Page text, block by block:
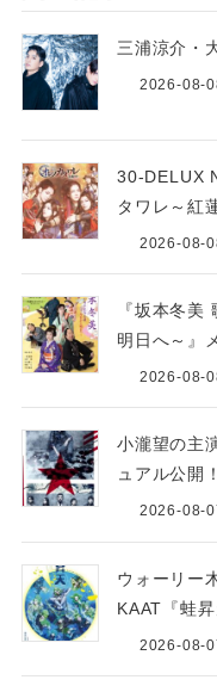
三浦涼介・
2026-08-
30-DELUX
タワレ～紅
2026-08-
『坂本冬美
明日へ～』
2026-08-
小瀧望の主
ュアル公開！
2026-08-
ウォーリー
KAAT『蛙
2026-08-